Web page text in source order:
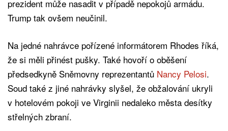
prezident může nasadit v případě nepokojů armádu.
Trump tak ovšem neučinil.
Na jedné nahrávce pořízené informátorem Rhodes říká,
že si měli přinést pušky. Také hovoří o oběšení
předsedkyně Sněmovny reprezentantů Nancy Pelosi.
Soud také z jiné nahrávky slyšel, že obžalování ukryli
v hotelovém pokoji ve Virginii nedaleko města desítky
střelných zbraní.